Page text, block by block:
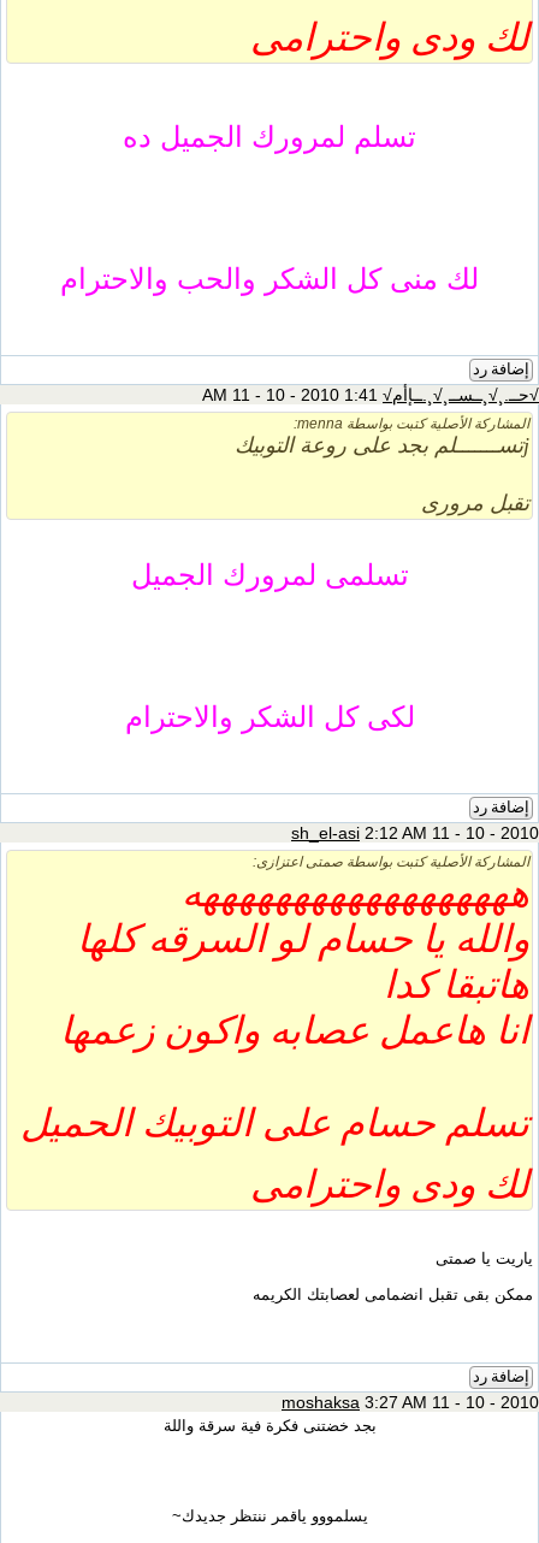
لك ودى واحترامى
تسلم لمرورك الجميل ده
لك منى كل الشكر والحب والاحترام
إضافة رد
√حــ.¸√¸ــســ¸√¸.ــإأم√
المشاركة الأصلية كتبت بواسطة menna:
jتســـــــلم بجد على روعة التوبيك
تقبل مرورى
تسلمى لمرورك الجميل
لكى كل الشكر والاحترام
إضافة رد
sh_el-asi 2:12 AM 11 - 10 - 2010
المشاركة الأصلية كتبت بواسطة صمتى اعتزازى:
ههههههههههههههههههه
والله يا حسام لو السرقه كلها
هاتبقا كدا
انا هاعمل عصابه واكون زعمها
تسلم حسام على التوبيك الحميل
لك ودى واحترامى
ياريت يا صمتى
ممكن بقى تقبل انضمامى لعصابتك الكريمه
إضافة رد
moshaksa 3:27 AM 11 - 10 - 2010
بجد خضتنى فكرة فية سرقة واللة
يسلمووو ياقمر ننتظر جديدك~